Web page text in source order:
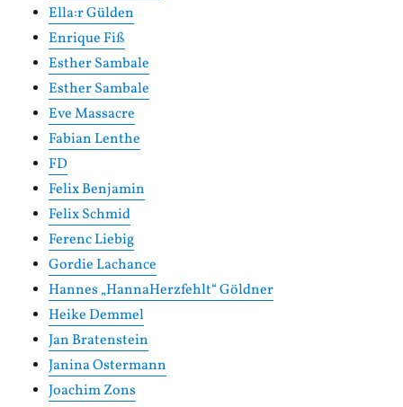
Ella:r Gülden
Enrique Fiß
Esther Sambale
Esther Sambale
Eve Massacre
Fabian Lenthe
FD
Felix Benjamin
Felix Schmid
Ferenc Liebig
Gordie Lachance
Hannes „HannaHerzfehlt“ Göldner
Heike Demmel
Jan Bratenstein
Janina Ostermann
Joachim Zons